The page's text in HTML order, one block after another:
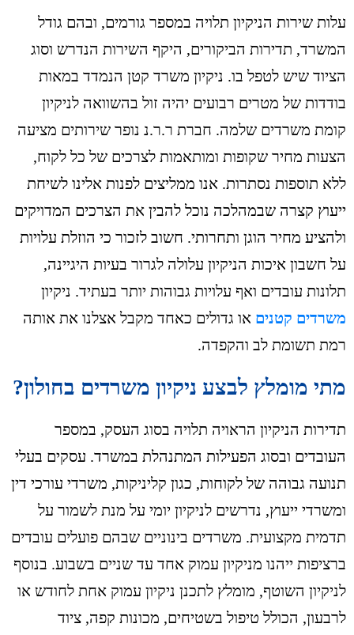
עלות שירות הניקיון תלויה במספר גורמים, ובהם גודל
המשרד, תדירות הביקורים, היקף השירות הנדרש וסוג
הציוד שיש לטפל בו. ניקיון משרד קטן הנמדד במאות
בודדות של מטרים רבועים יהיה זול בהשוואה לניקיון
קומת משרדים שלמה. חברת ר.ר.נ נופר שירותים מציעה
הצעות מחיר שקופות ומותאמות לצרכים של כל לקוח,
ללא תוספות נסתרות. אנו ממליצים לפנות אלינו לשיחת
ייעוץ קצרה שבמהלכה נוכל להבין את הצרכים המדויקים
ולהציע מחיר הוגן ותחרותי. חשוב לזכור כי הוזלת עלויות
על חשבון איכות הניקיון עלולה לגרור בעיות היגיינה,
תלונות עובדים ואף עלויות גבוהות יותר בעתיד. ניקיון
משרדים קטנים או גדולים כאחד מקבל אצלנו את אותה
רמת תשומת לב והקפדה.
מתי מומלץ לבצע ניקיון משרדים בחולון?
תדירות הניקיון הראויה תלויה בסוג העסק, במספר
העובדים ובסוג הפעילות המתנהלת במשרד. עסקים בעלי
תנועה גבוהה של לקוחות, כגון קליניקות, משרדי עורכי דין
ומשרדי ייעוץ, נדרשים לניקיון יומי על מנת לשמור על
תדמית מקצועית. משרדים בינוניים שבהם פועלים עובדים
ברציפות ייהנו מניקיון עמוק אחד עד שניים בשבוע. בנוסף
לניקיון השוטף, מומלץ לתכנן ניקיון עמוק אחת לחודש או
לרבעון, הכולל טיפול בשטיחים, מכונות קפה, ציוד